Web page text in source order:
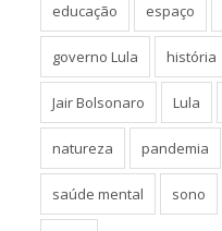
educação espaço
governo Lula história
Jair Bolsonaro Lula
natureza pandemia
saúde mental sono